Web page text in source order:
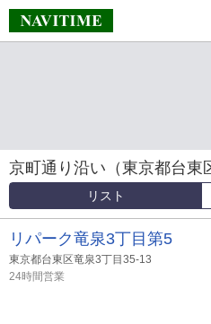
京町通り沿い（東京都台東
リスト
リパーク竜泉3丁目第5
東京都台東区竜泉3丁目35-13
24時間営業